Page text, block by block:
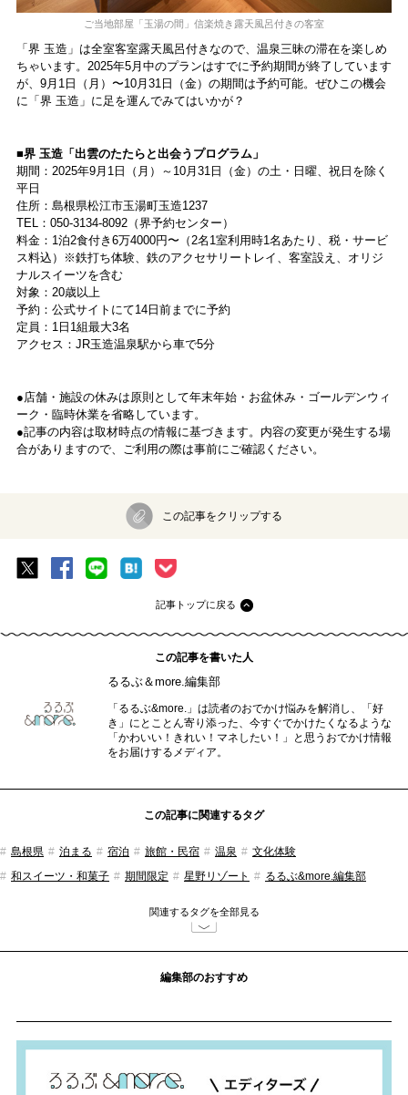
ご当地部屋「玉湯の間」信楽焼き露天風呂付きの客室
「界 玉造」は全室客室露天風呂付きなので、温泉三昧の滞在を楽しめ
ちゃいます。2025年5月中のプランはすでに予約期間が終了しています
が、9月1日（月）〜10月31日（金）の期間は予約可能。ぜひこの機会
に「界 玉造」に足を運んでみてはいかが？
■界 玉造「出雲のたたらと出会うプログラム」
期間：2025年9月1日（月）～10月31日（金）の土・日曜、祝日を除く
平日
住所：島根県松江市⽟湯町⽟造1237
TEL：050-3134-8092（界予約センター）
料金：1泊2食付き6万4000円〜（2名1室利⽤時1名あたり、税・サービ
ス料込）※鉄打ち体験、鉄のアクセサリートレイ、客室設え、オリジ
ナルスイーツを含む
対象：20歳以上
予約：公式サイトにて14日前までに予約
定員：1日1組最大3名
アクセス：JR⽟造温泉駅から⾞で5分
●店舗・施設の休みは原則として年末年始・お盆休み・ゴールデンウィ
ーク・臨時休業を省略しています。
●記事の内容は取材時点の情報に基づきます。内容の変更が発生する場
合がありますので、ご利用の際は事前にご確認ください。
この記事をクリップする
記事トップに戻る
この記事を書いた人
るるぶ＆more.編集部
「るるぶ&more.」は読者のおでかけ悩みを解消し、「好
き」にとことん寄り添った、今すぐでかけたくなるような
「かわいい！きれい！マネしたい！」と思うおでかけ情報
をお届けするメディア。
この記事に関連するタグ
島根県 泊まる 宿泊 旅館・民宿 温泉
文化体験
和スイーツ・和菓子
期間限定 星野リゾート
るるぶ&more.編集部
関連するタグを全部見る
編集部のおすすめ